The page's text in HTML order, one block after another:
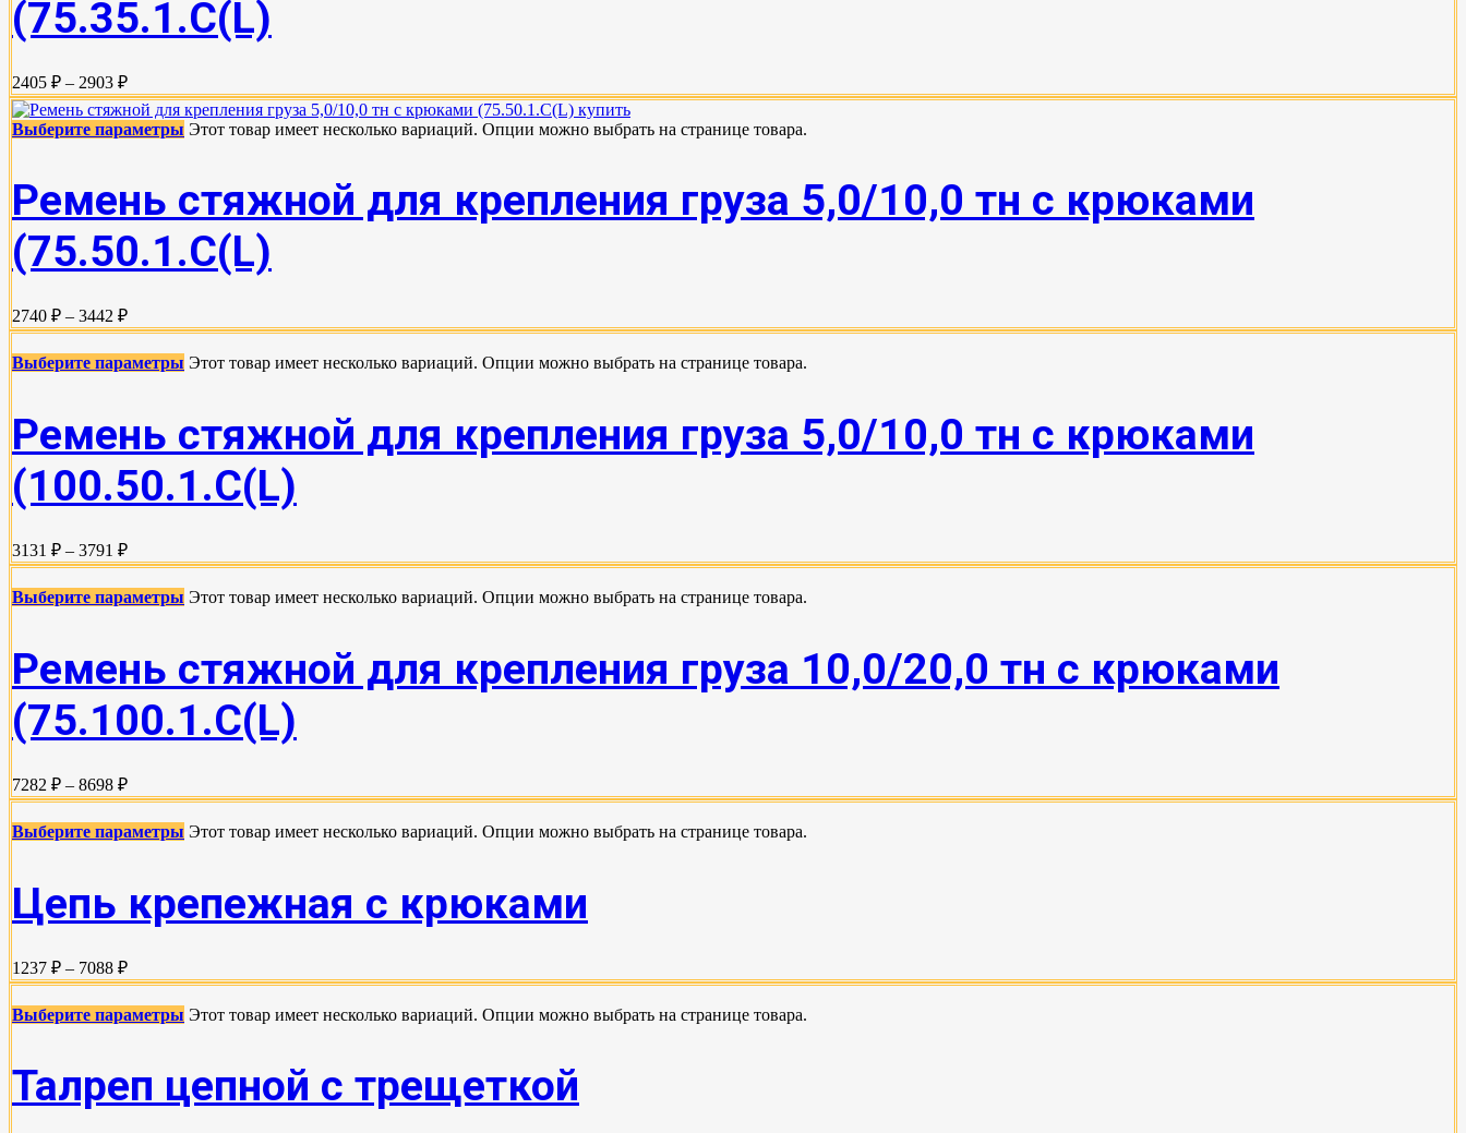
(75.35.1.C(L)
2405 ₽ – 2903 ₽
Выберите параметры Этот товар имеет несколько вариаций. Опции можно выбрать на странице товара.
Ремень стяжной для крепления груза 5,0/10,0 тн с крюками
(75.50.1.C(L)
2740 ₽ – 3442 ₽
Выберите параметры Этот товар имеет несколько вариаций. Опции можно выбрать на странице товара.
Ремень стяжной для крепления груза 5,0/10,0 тн с крюками
(100.50.1.С(L)
3131 ₽ – 3791 ₽
Выберите параметры Этот товар имеет несколько вариаций. Опции можно выбрать на странице товара.
Ремень стяжной для крепления груза 10,0/20,0 тн с крюками
(75.100.1.C(L)
7282 ₽ – 8698 ₽
Выберите параметры Этот товар имеет несколько вариаций. Опции можно выбрать на странице товара.
Цепь крепежная с крюками
1237 ₽ – 7088 ₽
Выберите параметры Этот товар имеет несколько вариаций. Опции можно выбрать на странице товара.
Талреп цепной с трещеткой